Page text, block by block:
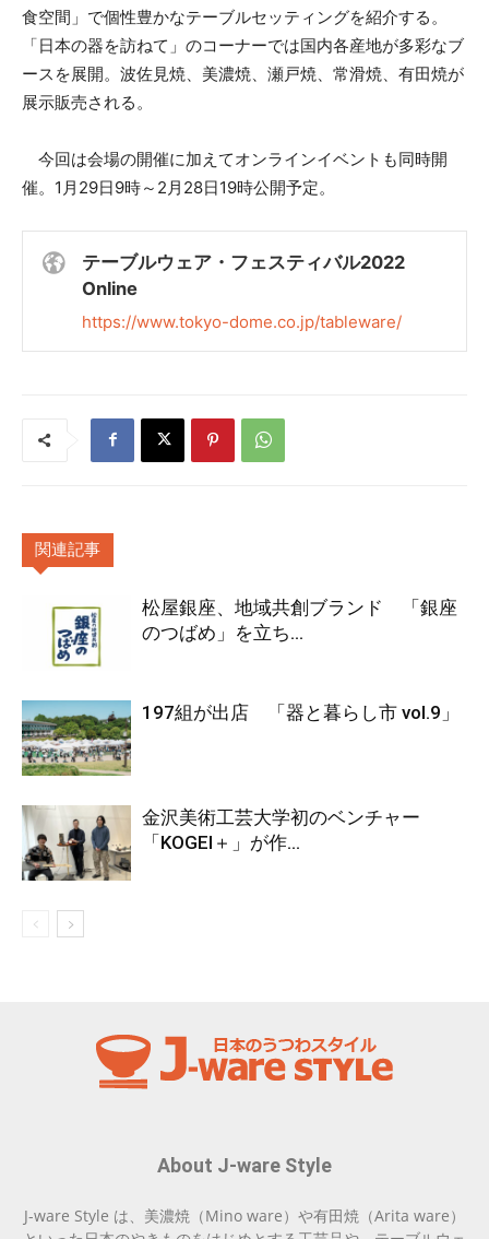
食空間」で個性豊かなテーブルセッティングを紹介する。
「日本の器を訪ねて」のコーナーでは国内各産地が多彩なブ
ースを展開。波佐見焼、美濃焼、瀬戸焼、常滑焼、有田焼が
展示販売される。
今回は会場の開催に加えてオンラインイベントも同時開
催。1月29日9時～2月28日19時公開予定。
テーブルウェア・フェスティバル2022
Online
https://www.tokyo-dome.co.jp/tableware/
関連記事
松屋銀座、地域共創ブランド 「銀座
のつばめ」を立ち...
197組が出店 「器と暮らし市 vol.9」
金沢美術工芸大学初のベンチャー
「KOGEI＋」が作...
About J-ware Style
J-ware Style は、美濃焼（Mino ware）や有田焼（Arita ware）